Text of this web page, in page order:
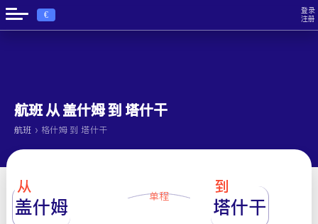
€
登录
注册
航班 从 盖什姆 到 塔什干
航班 › 格什姆 到 塔什干
从
盖什姆 单程
到
塔什干